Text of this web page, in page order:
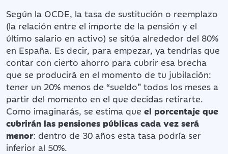
Según la OCDE, la tasa de sustitución o reemplazo
(la relación entre el importe de la pensión y el
último salario en activo) se sitúa alrededor del 80%
en España. Es decir, para empezar, ya tendrías que
contar con cierto ahorro para cubrir esa brecha
que se producirá en el momento de tu jubilación:
tener un 20% menos de “sueldo” todos los meses a
partir del momento en el que decidas retirarte.
Como imaginarás, se estima que el porcentaje que
cubrirán las pensiones públicas cada vez será
menor: dentro de 30 años esta tasa podría ser
inferior al 50%.